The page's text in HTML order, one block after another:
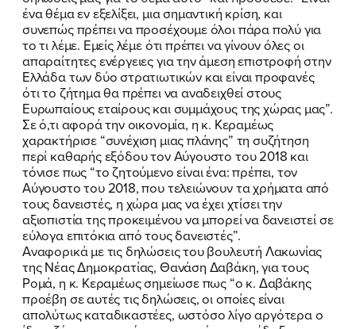
ΠΟΙΑ ΕΙΜΑΙ
ΕΡΓΟ
ΕΚΔΗΛΩΣΕΙΣ
ΝΕΑ
ένα θέμα εν εξελίξει, μια σημαντική κρίση, και
συνεπώς πρέπει να προσέχουμε όλοι πάρα πολύ για
το τι λέμε. Εμείς λέμε ότι πρέπει να γίνουν όλες οι
απαραίτητες ενέργειες για την άμεση επιστροφή στην
Ελλάδα των δύο στρατιωτικών και είναι προφανές
ότι το ζήτημα θα πρέπει να αναδειχθεί στους
Ευρωπαίους εταίρους και συμμάχους της χώρας μας”.
Σε ό,τι αφορά την οικονομία, η κ. Κεραμέως
χαρακτήρισε “συνέχιση μιας πλάνης” τη συζήτηση
περί καθαρής εξόδου τον Αύγουστο του 2018 και
τόνισε πως “το ζητούμενο είναι ένα: πρέπει, τον
Αύγουστο του 2018, που τελειώνουν τα χρήματα από
τους δανειστές, η χώρα μας να έχει χτίσει την
αξιοπιστία της προκειμένου να μπορεί να δανειστεί σε
εύλογα επιτόκια από τους δανειστές”.
Αναφορικά με τις δηλώσεις του βουλευτή Λακωνίας
της Νέας Δημοκρατίας, Θανάση Δαβάκη, για τους
Ρομά, η κ. Κεραμέως σημείωσε πως “ο κ. Δαβάκης
προέβη σε αυτές τις δηλώσεις, οι οποίες είναι
απολύτως καταδικαστέες, ωστόσο λίγο αργότερα ο